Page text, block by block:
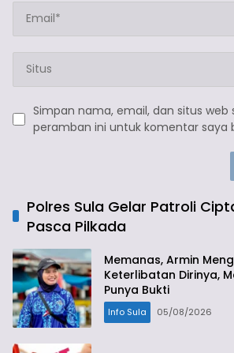
Simpan nama, email, dan situs web
peramban ini untuk komentar saya
Polres Sula Gelar Patroli
Pasca Pilkada
Memanas, Armin
Keterlibatan Dirinya,
Punya Bukti
Info Sula 05/08/2026